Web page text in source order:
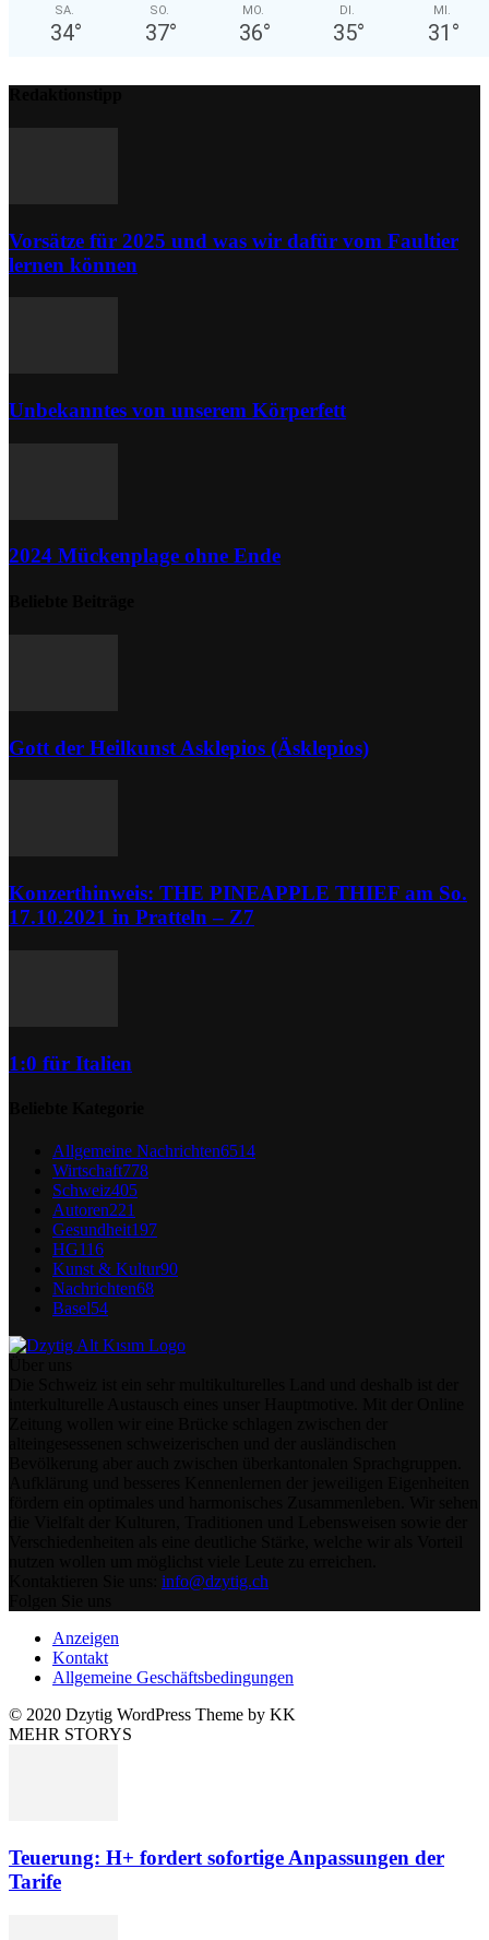
SA.
34°
SO.
37°
MO.
36°
DI.
35°
MI.
31 °
Vorsätze für 2025 und was wir dafür vom Faultier
lernen können
Unbekanntes von unserem Körperfett
2024 Mückenplage ohne Ende
Gott der Heilkunst Asklepios (Äsklepios)
Konzerthinweis: THE PINEAPPLE THIEF am So.
17.10.2021 in Pratteln – Z7
1:0 für Italien
Allgemeine Nachrichten6514
Wirtschaft778
Schweiz405
Autoren221
Gesundheit197
HG116
Kunst & Kultur90
Nachrichten68
Basel54
info@dzytig.ch
Anzeigen
Kontakt
Allgemeine Geschäftsbedingungen
© 2020 Dzytig WordPress Theme by KK
MEHR STORYS
Teuerung: H+ fordert sofortige Anpassungen der
Tarife